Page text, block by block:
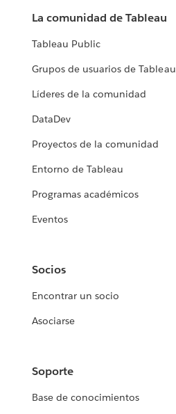
La comunidad de Tableau
Tableau Public
Grupos de usuarios de Tableau
Líderes de la comunidad
DataDev
Proyectos de la comunidad
Entorno de Tableau
Programas académicos
Eventos
Socios
Encontrar un socio
Asociarse
Soporte
Base de conocimientos